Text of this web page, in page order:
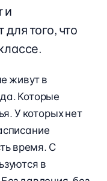
и
того, что
живут в
Которые
У которых нет
время. С
в